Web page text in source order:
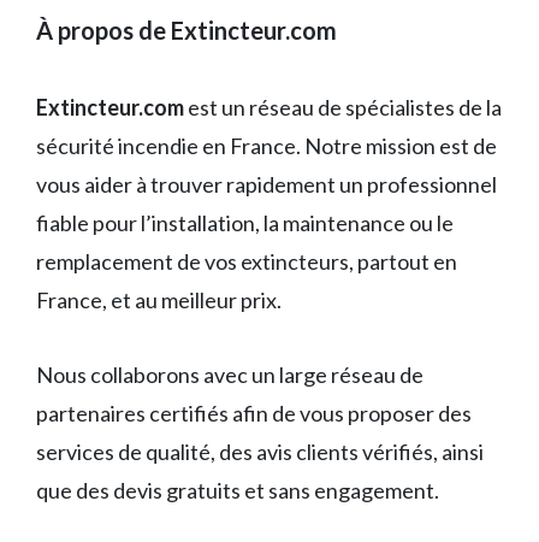
À propos de Extincteur.com
Extincteur.comest un réseau de spécialistes de la
sécurité incendie en France. Notre mission est de
vous aider à trouver rapidement un professionnel
fiable pour l’installation, la maintenance ou le
remplacement de vos extincteurs, partout en
France, et au meilleur prix.
Nous collaborons avec un large réseau de
partenaires certifiés afin de vous proposer des
services de qualité, des avis clients vérifiés, ainsi
que des devis gratuits et sans engagement.